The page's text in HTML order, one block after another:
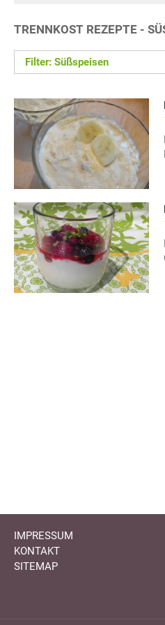
TRENNKOST REZEPTE -
Filter: Süßspeisen
IMPRESSUM
KONTAKT
SITEMAP